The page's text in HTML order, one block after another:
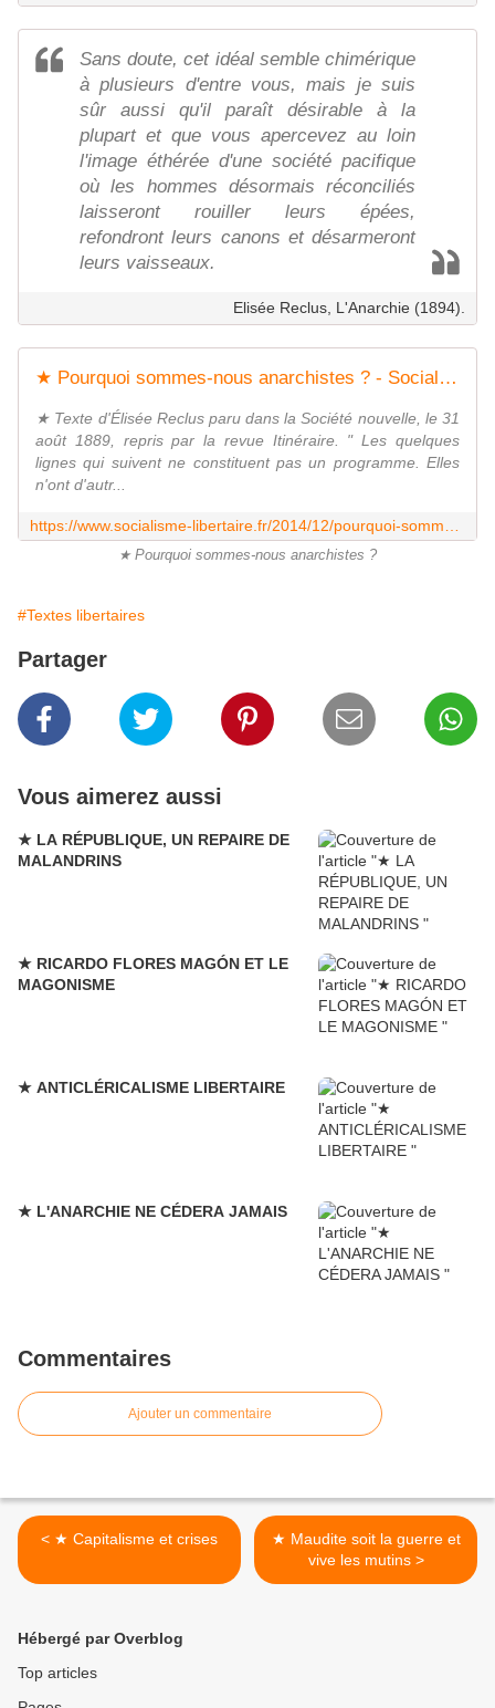
Sans doute, cet idéal semble chimérique
à plusieurs d'entre vous, mais je suis
sûr aussi qu'il paraît désirable à la
plupart et que vous apercevez au loin
l'image éthérée d'une société pacifique
où les hommes désormais réconciliés
laisseront rouiller leurs épées,
refondront leurs canons et désarmeront
leurs vaisseaux.
Elisée Reclus, L'Anarchie (1894).
★ Pourquoi sommes-nous anarchistes ? - Socialisme libertaire
★ Texte d'Élisée Reclus paru dans la Société nouvelle, le 31
août 1889, repris par la revue Itinéraire. " Les quelques
lignes qui suivent ne constituent pas un programme. Elles
n'ont d'autr...
★ Pourquoi sommes-nous anarchistes ?
#Textes libertaires
Partager
Vous aimerez aussi
★ LA RÉPUBLIQUE, UN REPAIRE DE
MALANDRINS
★ RICARDO FLORES MAGÓN ET LE
MAGONISME
★ ANTICLÉRICALISME LIBERTAIRE
★ L'ANARCHIE NE CÉDERA JAMAIS
Commentaires
Ajouter un commentaire
< ★ Capitalisme et crises
★ Maudite soit la guerre et
vive les mutins >
Hébergé par Overblog
Top articles